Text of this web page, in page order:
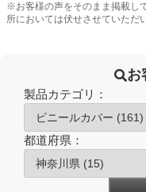
※お客様の声をそのまま掲載し
所においては伏せさせていただ
お
製品カテゴリ：
都道府県：